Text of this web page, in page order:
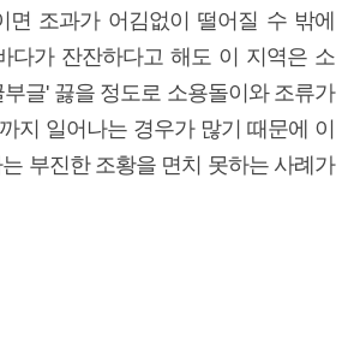
면 조과가 어김없이 떨어질 수 밖에
다가 잔잔하다고 해도 이 지역은 소
글' 끓을 정도로 소용돌이와 조류가
지 일어나는 경우가 많기 때문에 이
부진한 조황을 면치 못하는 사례가